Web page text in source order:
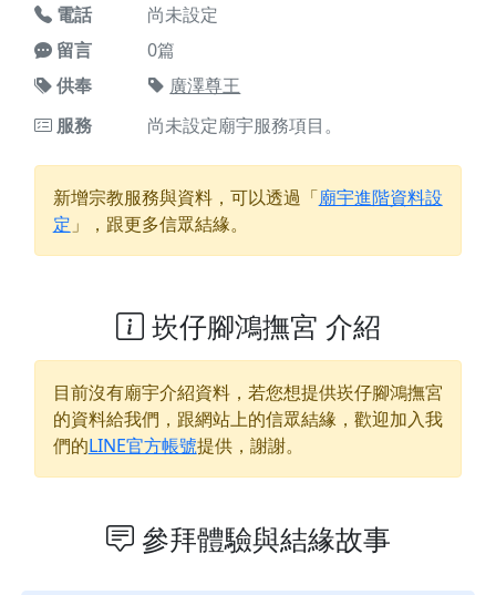
電話
尚未設定
留言
0篇
供奉
廣澤尊王
服務
尚未設定廟宇服務項目。
新增宗教服務與資料，可以透過「廟宇進階資料設
定 」，跟更多信眾結緣。
崁仔腳鴻撫宮 介紹
目前沒有廟宇介紹資料，若您想提供崁仔腳鴻撫宮
的資料給我們，跟網站上的信眾結緣，歡迎加入我
們的LINE官方帳號提供，謝謝。
參拜體驗與結緣故事